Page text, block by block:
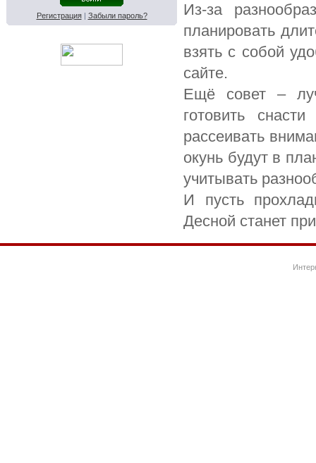
Регистрация| Забыли пароль?
Из-за
планировать
взять с собой
сайте.
Ещё совет –
готовить
рассеивать
окунь будут в
учитывать
И пусть
Десной станет